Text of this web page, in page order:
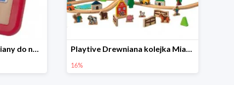
Playtive Tablet drewniany do nauki, interaktywny Playtive Drewniana kolejka Miasto lub Farma
16%